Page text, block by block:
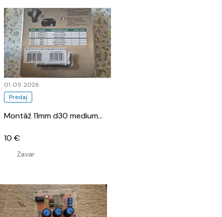
Predaj
01. 05. 2026
Montáž 11mm d30 medium…
Zavar
10 €